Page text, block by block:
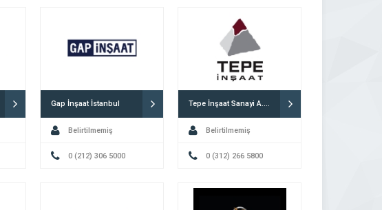
Gap İnşaat İstanbul
Belirtilmemiş
0 (212) 306 5000
Tepe İnşaat Sanayi A.Ş. Ankara
Belirtilmemiş
0 (312) 266 5800